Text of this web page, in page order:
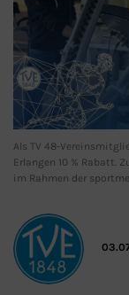
Als TV 48-
Erlangen 10 % Rabatt.
im Rahmen der